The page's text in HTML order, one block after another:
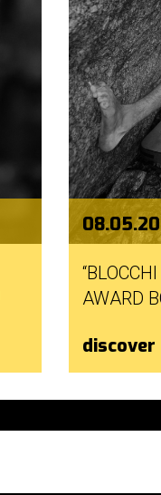
AWARD
discover